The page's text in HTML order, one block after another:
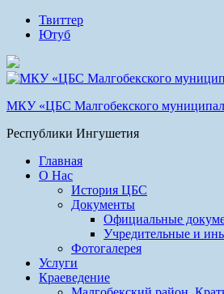
Твиттер
Ютуб
МКУ «ЦБС Малгобекского
Республики Ингушетия
Главная
О Нас
История ЦБС
Документы
Официальные
Учредительные и
Фотогалерея
Услуги
Краеведение